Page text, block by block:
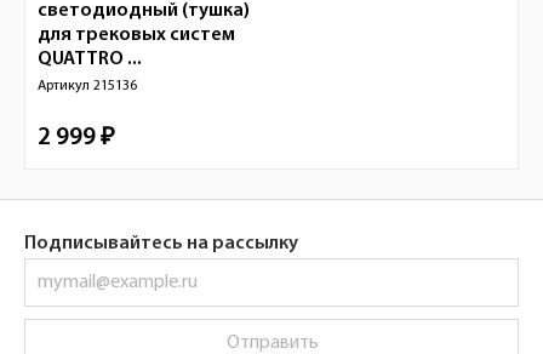
светодиодный (тушка)
для трековых систем
QUATTRO ...
Артикул 215136
2 999 ₽
Подписывайтесь на рассылку
Отправить